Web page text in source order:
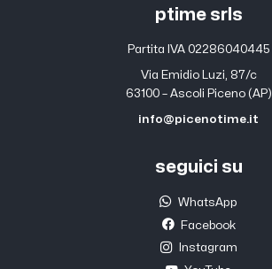
ptime srls
Partita IVA 02286040445
Via Emidio Luzi, 87/c
63100 – Ascoli Piceno (AP)
info@picenotime.it
seguici su
WhatsApp
Facebook
Instagram